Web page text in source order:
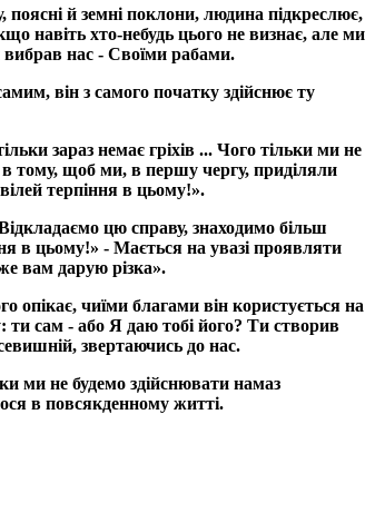
й земні поклони, людина підкреслює,
навіть хто-небудь цього не визнає, але ми
вибрав нас - Своїми рабами.
він з самого початку здійснює ту
зараз немає гріхів ... Чого тільки ми не
тому, щоб ми, в першу чергу, приділяли
терпіння в цьому!».
цю справу, знаходимо більш
в цьому!» - Мається на увазі проявляти
вам дарую різка».
чиїми благами він користується на
ти сам - або Я даю тобі його? Ти створив
звертаючись до нас.
ми не будемо здійснювати намаз
в повсякденному житті.